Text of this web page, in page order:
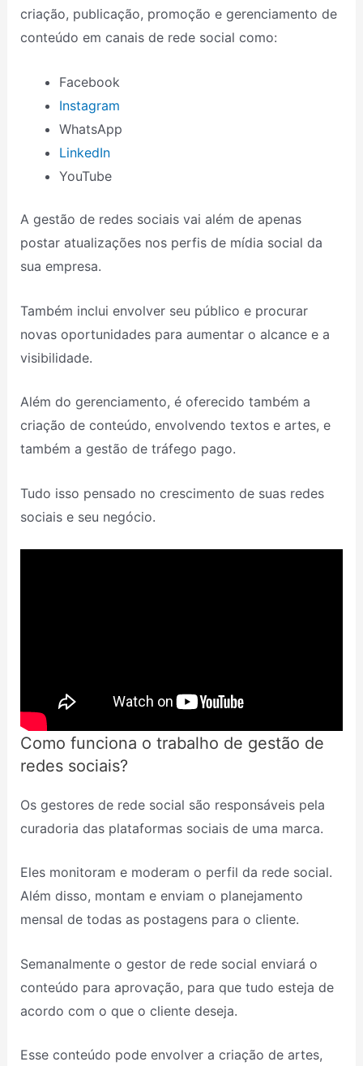
criação, publicação, promoção e gerenciamento de
conteúdo em canais de rede social como:
Facebook
Instagram
WhatsApp
LinkedIn
YouTube
A gestão de redes sociais vai além de apenas
postar atualizações nos perfis de mídia social da
sua empresa.
Também inclui envolver seu público e procurar
novas oportunidades para aumentar o alcance e a
visibilidade.
Além do gerenciamento, é oferecido também a
criação de conteúdo, envolvendo textos e artes, e
também a gestão de tráfego pago.
Tudo isso pensado no crescimento de suas redes
sociais e seu negócio.
Como funciona o trabalho de gestão de
redes sociais?
Os gestores de rede social são responsáveis pela
curadoria das plataformas sociais de uma marca.
Eles monitoram e moderam o perfil da rede social.
Além disso, montam e enviam o planejamento
mensal de todas as postagens para o cliente.
Semanalmente o gestor de rede social enviará o
conteúdo para aprovação, para que tudo esteja de
acordo com o que o cliente deseja.
Esse conteúdo pode envolver a criação de artes,